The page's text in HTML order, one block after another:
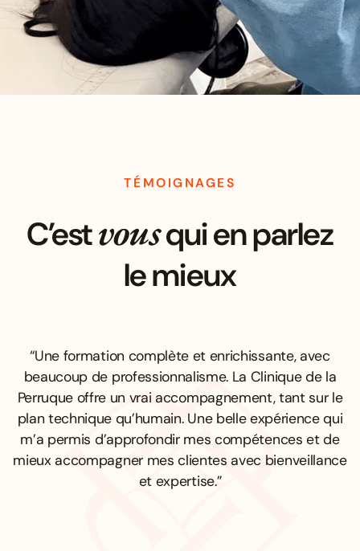
TÉMOIGNAGES
C’estvousqui en parlez
le mieux
“Une formation complète et enrichissante, avec
beaucoup de professionnalisme. La Clinique de la
Perruque offre un vrai accompagnement, tant sur le
plan technique qu’humain. Une belle expérience qui
m’a permis d’approfondir mes compétences et de
mieux accompagner mes clientes avec bienveillance
et expertise.”